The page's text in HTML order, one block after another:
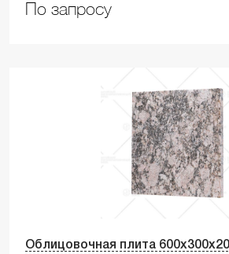
По запросу
Облицовочная плита